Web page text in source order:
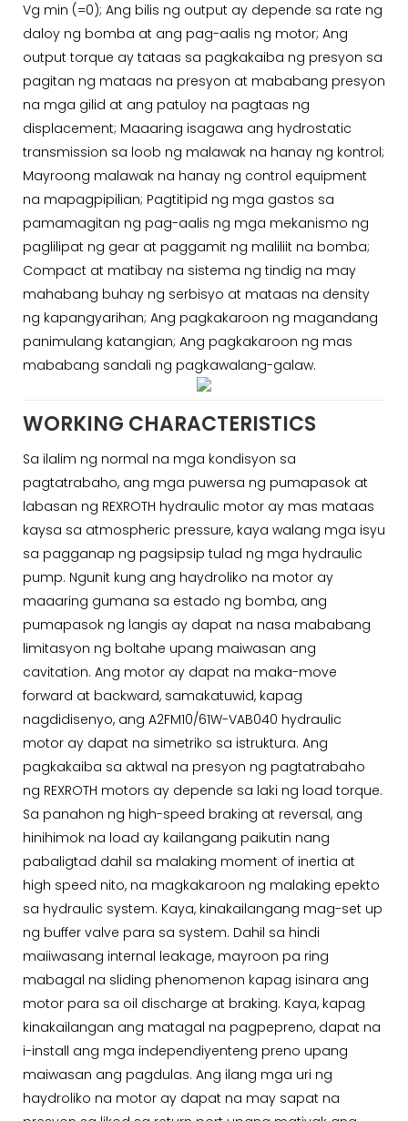
Vg min (=0); Ang bilis ng output ay depende sa rate ng
daloy ng bomba at ang pag-aalis ng motor; Ang
output torque ay tataas sa pagkakaiba ng presyon sa
pagitan ng mataas na presyon at mababang presyon
na mga gilid at ang patuloy na pagtaas ng
displacement; Maaaring isagawa ang hydrostatic
transmission sa loob ng malawak na hanay ng kontrol;
Mayroong malawak na hanay ng control equipment
na mapagpipilian; Pagtitipid ng mga gastos sa
pamamagitan ng pag-aalis ng mga mekanismo ng
paglilipat ng gear at paggamit ng maliliit na bomba;
Compact at matibay na sistema ng tindig na may
mahabang buhay ng serbisyo at mataas na density
ng kapangyarihan; Ang pagkakaroon ng magandang
panimulang katangian; Ang pagkakaroon ng mas
mababang sandali ng pagkawalang-galaw.
WORKING CHARACTERISTICS
Sa ilalim ng normal na mga kondisyon sa
pagtatrabaho, ang mga puwersa ng pumapasok at
labasan ng REXROTH hydraulic motor ay mas mataas
kaysa sa atmospheric pressure, kaya walang mga isyu
sa pagganap ng pagsipsip tulad ng mga hydraulic
pump. Ngunit kung ang haydroliko na motor ay
maaaring gumana sa estado ng bomba, ang
pumapasok ng langis ay dapat na nasa mababang
limitasyon ng boltahe upang maiwasan ang
cavitation. Ang motor ay dapat na maka-move
forward at backward, samakatuwid, kapag
nagdidisenyo, ang A2FM10/61W-VAB040 hydraulic
motor ay dapat na simetriko sa istruktura. Ang
pagkakaiba sa aktwal na presyon ng pagtatrabaho
ng REXROTH motors ay depende sa laki ng load torque.
Sa panahon ng high-speed braking at reversal, ang
hinihimok na load ay kailangang paikutin nang
pabaligtad dahil sa malaking moment of inertia at
high speed nito, na magkakaroon ng malaking epekto
sa hydraulic system. Kaya, kinakailangang mag-set up
ng buffer valve para sa system. Dahil sa hindi
maiiwasang internal leakage, mayroon pa ring
mabagal na sliding phenomenon kapag isinara ang
motor para sa oil discharge at braking. Kaya, kapag
kinakailangan ang matagal na pagpepreno, dapat na
i-install ang mga independiyenteng preno upang
maiwasan ang pagdulas. Ang ilang mga uri ng
haydroliko na motor ay dapat na may sapat na